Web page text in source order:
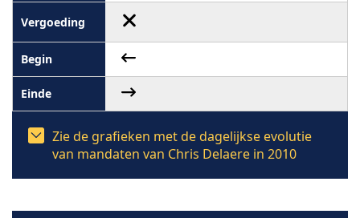
Zie de grafieken met de dagelijkse evolutie
van mandaten van Chris Delaere in 2010